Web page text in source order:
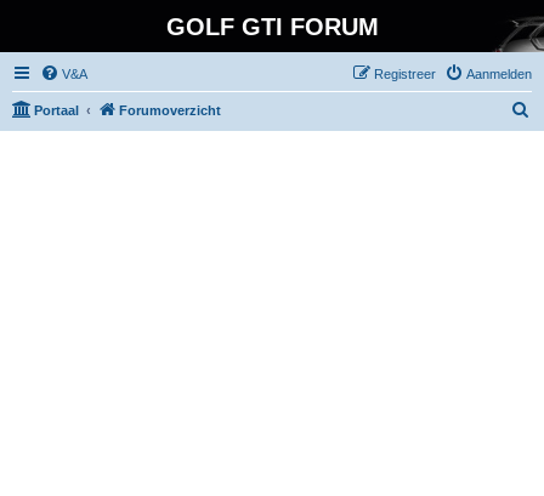
GOLF GTI FORUM
V&A Aanmelden
Registreer
Portaal Forumoverzicht